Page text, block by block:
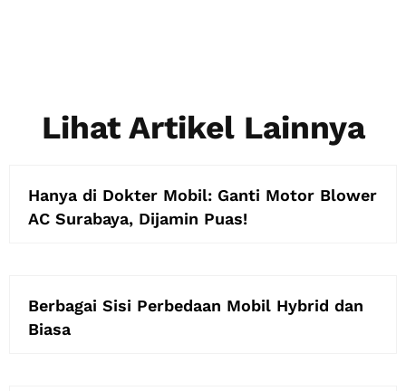
Lihat Artikel Lainnya
Hanya di Dokter Mobil: Ganti Motor Blower
AC Surabaya, Dijamin Puas!
Berbagai Sisi Perbedaan Mobil Hybrid dan
Biasa